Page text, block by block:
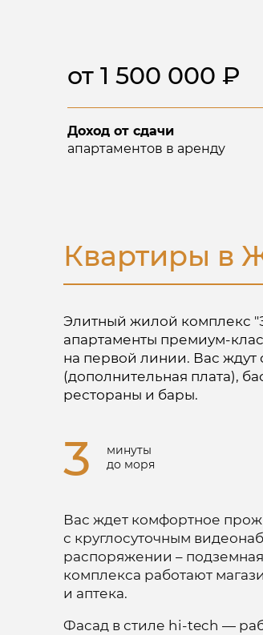
Присутствует льготное
кредитование от застройщика
от 1 500 000 ₽
Доход от сдачи
апартаментов в аренду
Квартиры в
Элитный жилой комплекс
апартаменты премиум-
на первой линии. Вас
(дополнительная плата),
рестораны и бары.
3
минуты
до моря
Вас ждет комфортное
с круглосуточным
распоряжении –
комплекса работают
и аптека.
Фасад в стиле hi-tech —